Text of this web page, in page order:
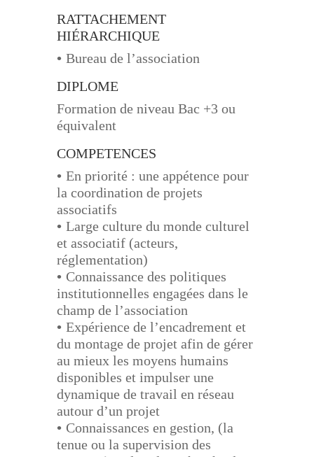
RATTACHEMENT
HIÉRARCHIQUE
• Bureau de l’association
DIPLOME
Formation de niveau Bac +3 ou
équivalent
COMPETENCES
• En priorité : une appétence pour
la coordination de projets
associatifs
• Large culture du monde culturel
et associatif (acteurs,
réglementation)
• Connaissance des politiques
institutionnelles engagées dans le
champ de l’association
• Expérience de l’encadrement et
du montage de projet afin de gérer
au mieux les moyens humains
disponibles et impulser une
dynamique de travail en réseau
autour d’un projet
• Connaissances en gestion, (la
tenue ou la supervision des